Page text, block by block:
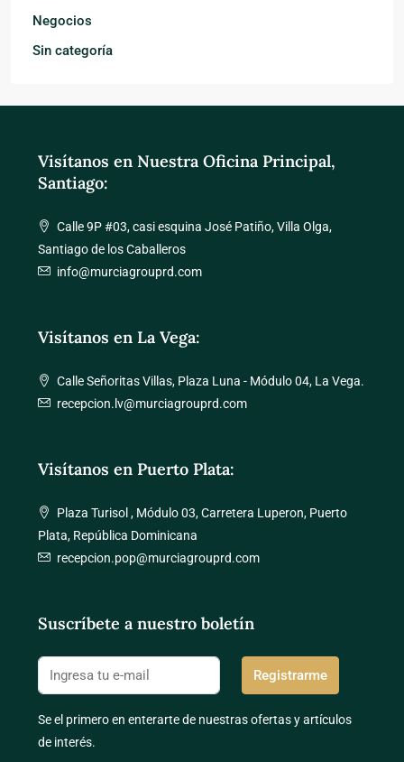
Negocios
Sin categoría
Visítanos en Nuestra Oficina Principal,
Santiago:
Calle 9P #03, casi esquina José Patiño, Villa Olga,
Santiago de los Caballeros
info@murciagrouprd.com
Visítanos en La Vega:
Calle Señoritas Villas, Plaza Luna - Módulo 04, La Vega.
recepcion.lv@murciagrouprd.com
Visítanos en Puerto Plata:
Plaza Turisol , Módulo 03, Carretera Luperon, Puerto
Plata, República Dominicana
recepcion.pop@murciagrouprd.com
Suscríbete a nuestro boletín
Registrarme
Se el primero en enterarte de nuestras ofertas y artículos
de interés.